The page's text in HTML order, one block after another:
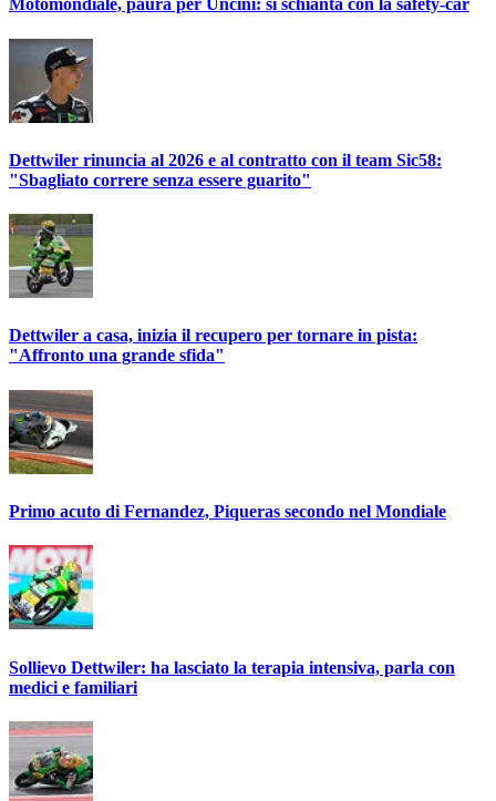
Motomondiale, paura per Uncini: si schianta con la safety-car
Dettwiler rinuncia al 2026 e al contratto con il team Sic58:
"Sbagliato correre senza essere guarito"
Dettwiler a casa, inizia il recupero per tornare in pista:
"Affronto una grande sfida"
Primo acuto di Fernandez, Piqueras secondo nel Mondiale
Sollievo Dettwiler: ha lasciato la terapia intensiva, parla con
medici e familiari